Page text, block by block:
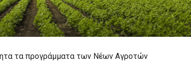
τα προγράμματα των Νέων Αγροτών